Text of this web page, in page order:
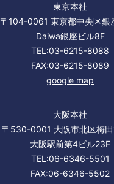
東京本社
〒104-0061 東京都中央区銀
Daiwa銀座ビル8F
TEL:03-6215-8088
FAX:03-6215-8089
google map
大阪本社
〒530-0001 大阪市北区梅
大阪駅前第4ビル23F
TEL:06-6346-5501
FAX:06-6346-5502